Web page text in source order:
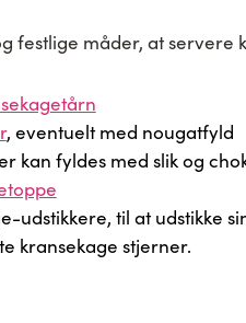
festlige måder, at servere
, eventuelt med nougatfyld
kan fyldes med slik og
udstikkere, til at udstikke
kransekage stjerner.